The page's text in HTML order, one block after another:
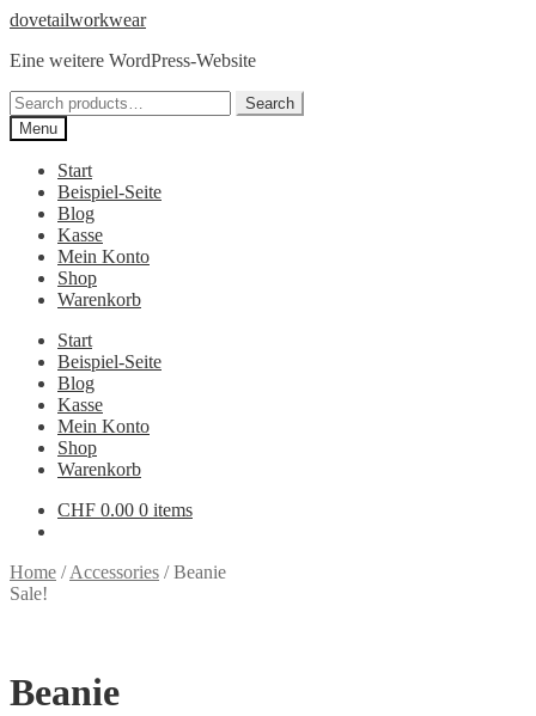
Skip
navigation
Skip
content
dovetailworkwear
Eine weitere WordPress-Website
Search
for:
Search
Menu
Start
Beispiel-Seite
Blog
Kasse
Mein Konto
Shop
Warenkorb
Start
Beispiel-Seite
Blog
Kasse
Mein Konto
Shop
Warenkorb
CHF 0.00 0 items
Home /Accessories /Beanie
Sale!
Beanie